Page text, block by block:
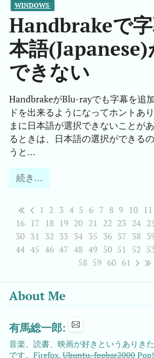
WINDOWS
Handbrakeで
本語
できない
HandbrakeがBlu-rayでも字幕を追
ドを出来るようになってホントあ
まに日本語が選択できないことが
るときは、日本語の選択ができる
うと…
続き…
1 2 3 4 5 6 7 8 9 10 11
16 17 18 19 20 21 22 23 24
30 31 32 33 34 35 36 37 38
44 45 46 47 48 49 50 51 52
58 59 60 61
About Me
有馬総一郎:
音楽、読書、映画が好きというありき
です。Firefox,Ubuntu, foobar2000